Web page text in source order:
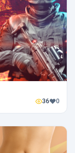
36 0